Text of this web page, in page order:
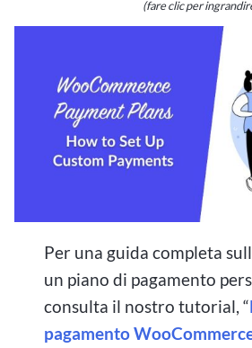
(fare clic per
Per una guida completa
un piano di pagamento
consulta il nostro tutorial, “
pagamento